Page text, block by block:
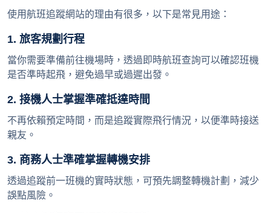
使用航班追蹤網站的理由有很多，以下是常見用途：
1. 旅客規劃行程
當你需要準備前往機場時，透過即時航班查詢可以確認班機
是否準時起飛，避免過早或過遲出發。
2. 接機人士掌握準確抵達時間
不再依賴預定時間，而是追蹤實際飛行情況，以便準時接送
親友。
3. 商務人士準確掌握轉機安排
透過追蹤前一班機的實時狀態，可預先調整轉機計劃，減少
誤點風險。